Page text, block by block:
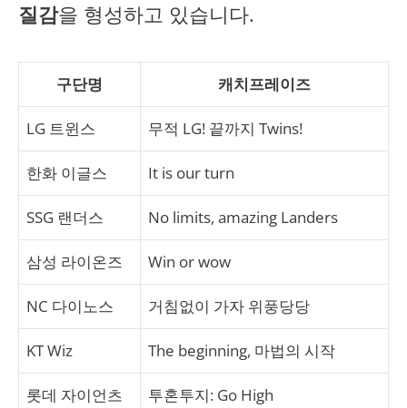
질감을 형성하고 있습니다.
구단명 캐치프레이즈
LG 트윈스 무적 LG! 끝까지 Twins!
한화 이글스 It is our turn
SSG 랜더스 No limits, amazing Landers
삼성 라이온즈 Win or wow
NC 다이노스 거침없이 가자 위풍당당
KT Wiz The beginning, 마법의 시작
롯데 자이언츠 투혼투지: Go High